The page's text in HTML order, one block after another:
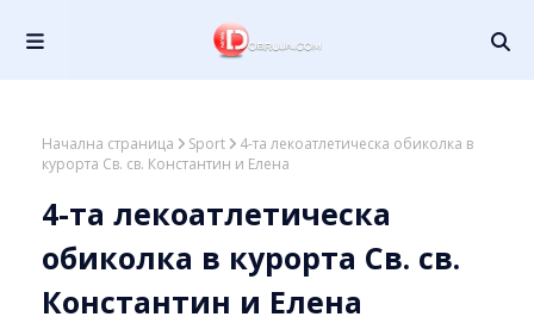
Начална страница Sport
4-та лекоатлетическа обиколка в
курорта Св. св. Константин и Елена
4-та лекоатлетическа
обиколка в курорта Св. св.
Константин и Елена